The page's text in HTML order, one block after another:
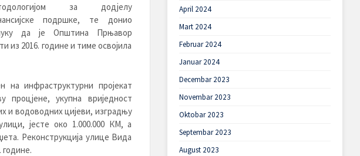
за додјелу
подршке, те донио
да је Општина Прњавор
из 2016. године и тиме освојила
инфраструктурни пројекат
укупна вриједност
и водоводних цијеви, изградњу
јесте око 1.000.000 КМ, а
Реконструкција улице Вида
April 2024
Mart 2024
Februar 2024
Januar 2024
Decembar 2023
Novembar 2023
Oktobar 2023
Septembar 2023
August 2023